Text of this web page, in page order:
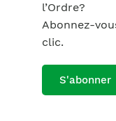
l’Ordre?
Abonnez-
clic.
S'abonner